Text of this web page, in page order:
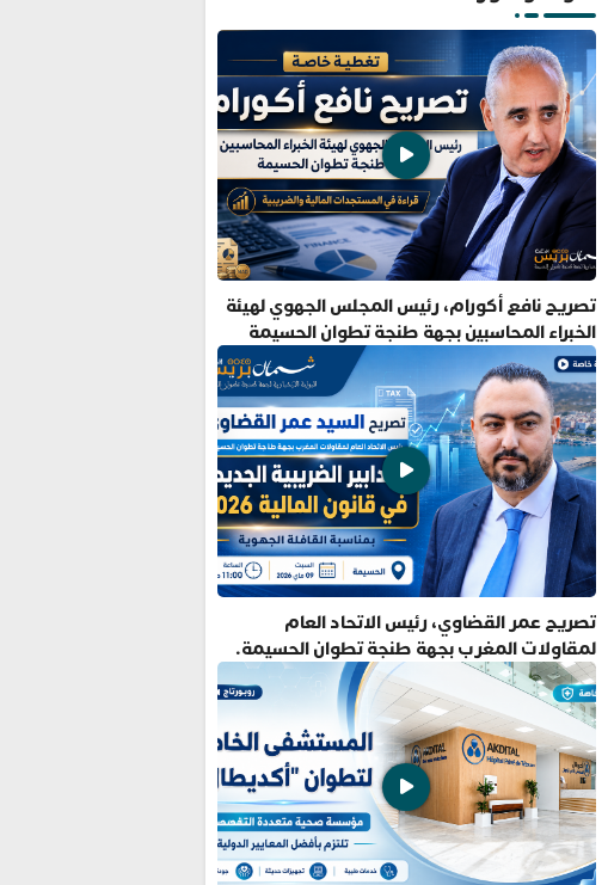
تصريح نافع أكورام، رئيس المجلس الجهوي لهيئة
الخبراء المحاسبين بجهة طنجة تطوان الحسيمة
تصريح عمر القضاوي، رئيس الاتحاد العام
لمقاولات المغرب بجهة طنجة تطوان الحسيمة.